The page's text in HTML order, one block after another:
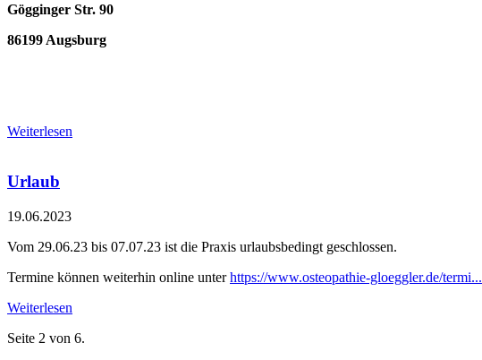
Gögginger Str. 90
86199 Augsburg
Weiterlesen
Urlaub
19.06.2023
Vom 29.06.23 bis 07.07.23 ist die Praxis urlaubsbedingt geschlossen.
Termine können weiterhin online unterhttps://www.osteopathie-gloeggler.de/termi...
Weiterlesen
Seite 2 von 6.